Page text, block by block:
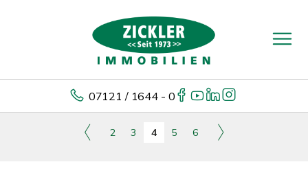
07121 / 1644 - 0
2 3 4 5 6